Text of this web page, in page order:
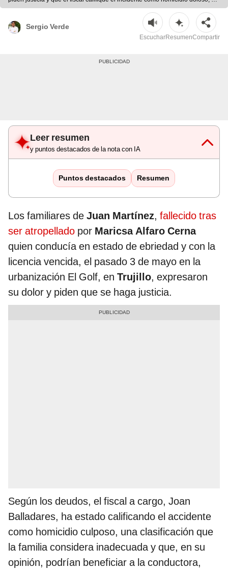
culposo. | La República | Sergio Verde
Sergio Verde
EscucharResumenCompartir
Leer resumen
y puntos destacados de la nota con IA
Puntos destacados Resumen
Los familiares de Juan Martínez, fallecido tras
ser atropellado por Maricsa Alfaro Cerna
quien conducía en estado de ebriedad y con la
licencia vencida, el pasado 3 de mayo en la
urbanización El Golf, en Trujillo, expresaron
su dolor y piden que se haga justicia.
Según los deudos, el fiscal a cargo, Joan
Balladares, ha estado calificando el accidente
como homicidio culposo, una clasificación que
la familia considera inadecuada y que, en su
opinión, podrían beneficiar a la conductora,